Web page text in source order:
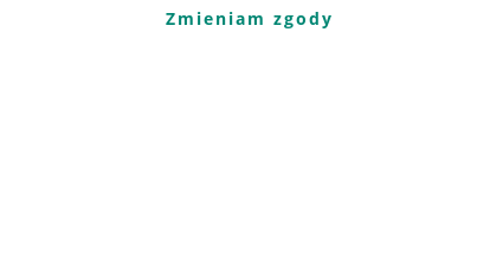
Zmieniam zgody